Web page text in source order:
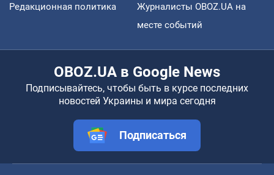
Редакционная политика
Журналисты OBOZ.UA на
месте событий
OBOZ.UA в Google News
Подписывайтесь, чтобы быть в курсе последних
новостей Украины и мира сегодня
Подписаться